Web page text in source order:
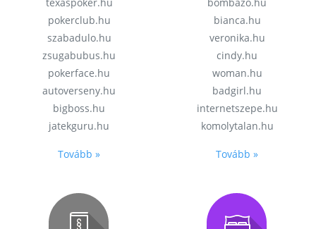
pokerclub.hu
szabadulo.hu
zsugabubus.hu
pokerface.hu
autoverseny.hu
bigboss.hu
jatekguru.hu
Tovább »
bianca.hu
veronika.hu
cindy.hu
woman.hu
badgirl.hu
internetszepe.hu
komolytalan.hu
Tovább »